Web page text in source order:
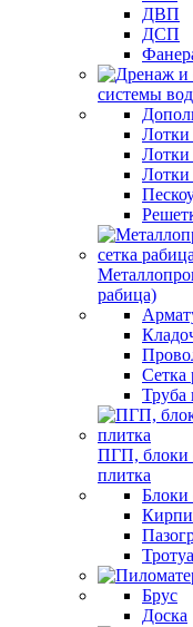
ДВП
ДСП
системы
Лотки
Лотки
Лотки
рабица)
Труба
ПГП, блоки
плитка
Блоки
Брус
Доска